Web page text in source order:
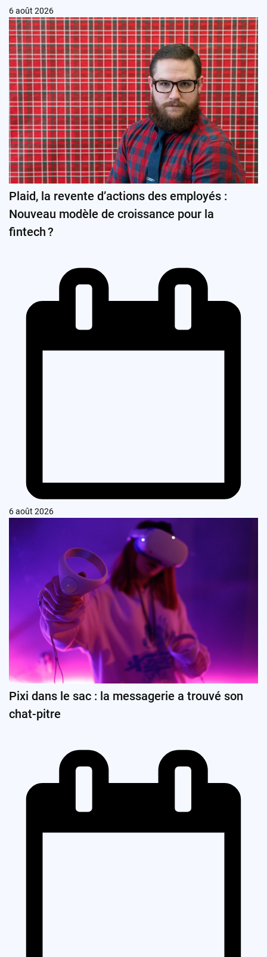
6 août 2026
Plaid, la revente d’actions des employés :
Nouveau modèle de croissance pour la
fintech ?
6 août 2026
Pixi dans le sac : la messagerie a trouvé son
chat-pitre